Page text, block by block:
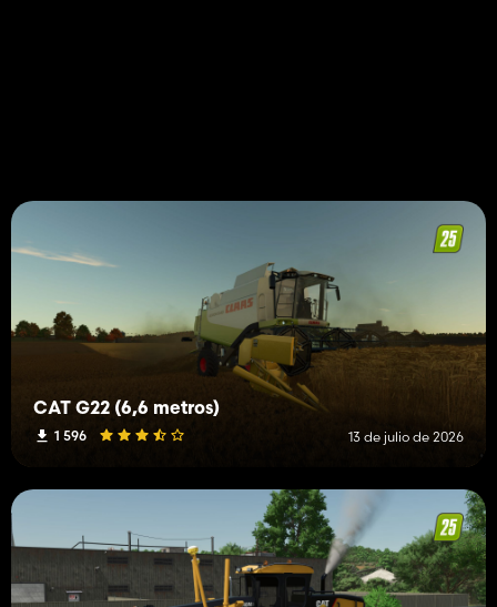
CAT G22 (6,6 metros)
1 596 13 de julio de 2026